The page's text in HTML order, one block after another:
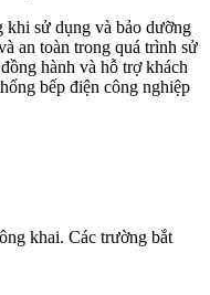
khi sử dụng và bảo dưỡng
an toàn trong quá trình sử
hành và hỗ trợ khách
bếp điện công nghiệp
khai. Các trường bắt